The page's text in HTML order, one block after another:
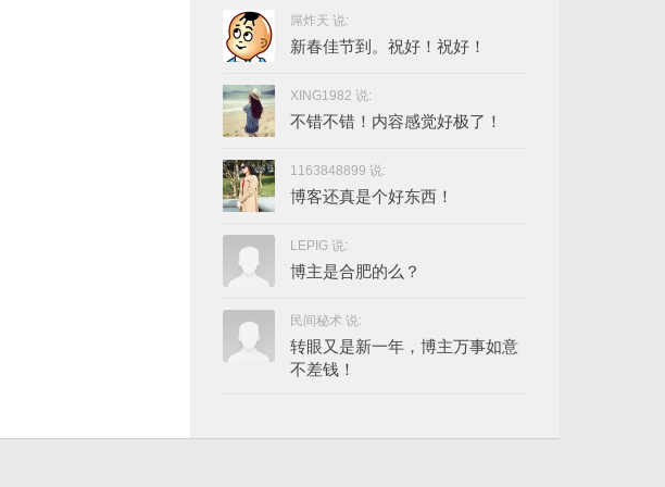
屌炸天 说:
新春佳节到。祝好！祝好！
XING1982 说:
不错不错！内容感觉好极了！
1163848899 说:
博客还真是个好东西！
LEPIG 说:
博主是合肥的么？
民间秘术 说:
转眼又是新一年，博主万事如意
不差钱！